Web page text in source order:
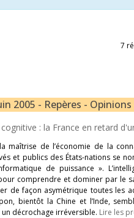
7
2005 - Repères -
: la France en retard
maîtrise de l’économie de la
et publics des États-nations se
de puissance ».
comprendre et dominer par le
de façon asymétrique toutes les
bientôt la Chine et l’Inde,
décrochage irréversible. Lire les